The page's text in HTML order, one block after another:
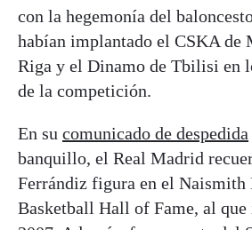
con la hegemonía del
habían implantado el CSKA de
Riga y el Dinamo de Tbilisi en
de la competición.
En su comunicado de despedida
banquillo, el Real Madrid
Ferrándiz figura en el Naismith
Basketball Hall of Fame, al que